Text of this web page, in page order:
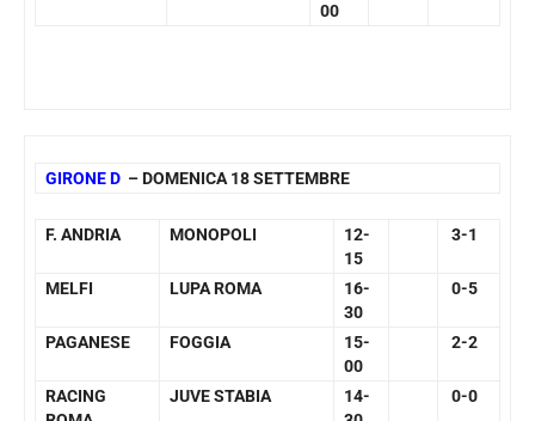
00
GIRONE D – DOMENICA 18 SETTEMBRE
F. ANDRIA MONOPOLI
12-
15
3-1
MELFI LUPA ROMA
16-
30
0-5
PAGANESE FOGGIA
15-
00
2-2
RACING
JUVE STABIA
14-
0-0